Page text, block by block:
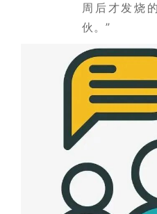
周后才发烧
伙。”